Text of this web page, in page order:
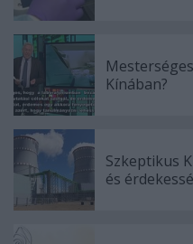
Kínában?
Szkeptikus
és